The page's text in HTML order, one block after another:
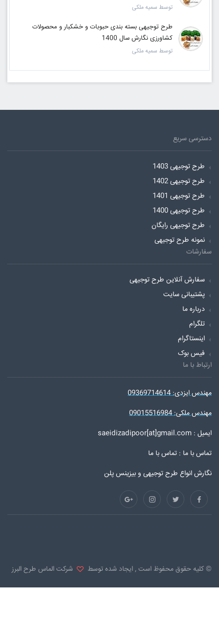
توسط سمیه ملکی
طرح توجیهی بسته بندی حبوبات و خشکبار و محصولات
کشاورزی نگارش سال 1400
توسط سمیه ملکی
دسترسی سریع
طرح توجیهی 1403
طرح توجیهی 1402
طرح توجیهی 1401
طرح توجیهی 1400
طرح توجیهی رایگان
نمونه طرح توجیهی
سفارشات
سفارش آنلاین طرح توجیهی
پشتیبانی سایت
درباره ما
تلگرام
اینستاگرام
فیس بوک
ارتباط با ما
مهندس ایزدی: 09369714614
مهندس ملکی: 09015516984
ایمیل : saeidizadipoor[at]gmail.com
تماس با ما : تماس با ما
نگارش انواع طرح توجیهی و بیزینس پلن
© کلیه حقوق محفوظ است , ایجاد شده توسط شرکت الماس طرح البرز